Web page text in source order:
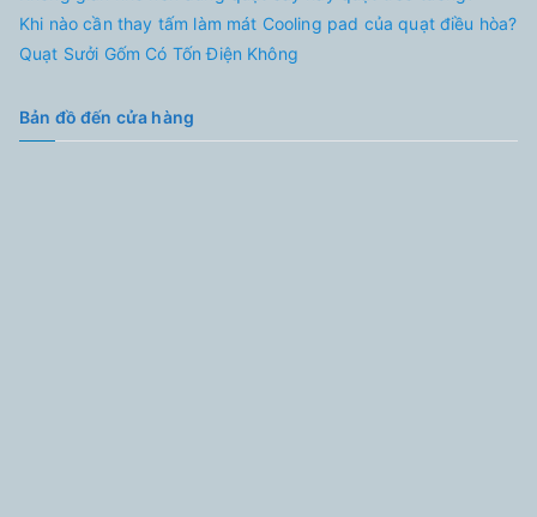
Khi nào cần thay tấm làm mát Cooling pad của quạt điều hòa?
Quạt Sưởi Gốm Có Tốn Điện Không
Bản đồ đến cửa hàng